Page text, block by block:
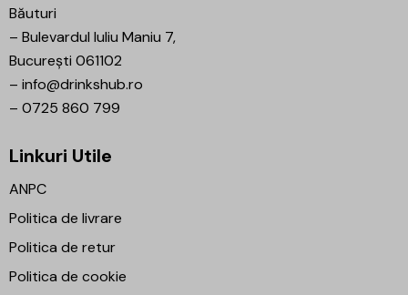
Băuturi
– Bulevardul Iuliu Maniu 7,
București 061102
– info@drinkshub.ro
– 0725 860 799
Linkuri Utile
ANPC
Politica de livrare
Politica de retur
Politica de cookie